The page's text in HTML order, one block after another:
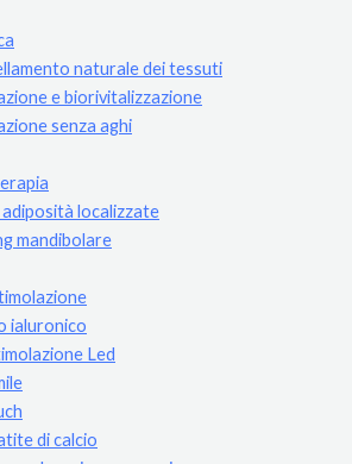
naturale dei tessuti
e biorivitalizzazione
senza aghi
localizzate
mandibolare
ialuronico
Led
di calcio